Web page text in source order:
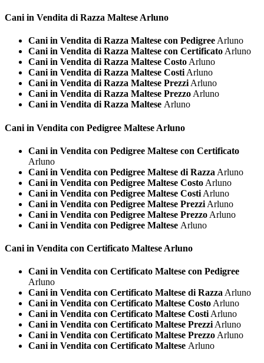
Cani in Vendita di Razza Maltese Arluno
Cani in Vendita di Razza Maltese con PedigreeArluno
Cani in Vendita di Razza Maltese con CertificatoArluno
Cani in Vendita di Razza Maltese CostoArluno
Cani in Vendita di Razza Maltese CostiArluno
Cani in Vendita di Razza Maltese PrezziArluno
Cani in Vendita di Razza Maltese PrezzoArluno
Cani in Vendita di Razza Maltese Arluno
Cani in Vendita con Pedigree Maltese Arluno
Cani in Vendita con Pedigree Maltese con Certificato
Arluno
Cani in Vendita con Pedigree Maltese di Razza Arluno
Cani in Vendita con Pedigree Maltese Costo Arluno
Cani in Vendita con Pedigree Maltese Costi Arluno
Cani in Vendita con Pedigree Maltese Prezzi Arluno
Cani in Vendita con Pedigree Maltese Prezzo Arluno
Cani in Vendita con Pedigree Maltese Arluno
Cani in Vendita con Certificato Maltese Arluno
Cani in Vendita con Certificato Maltese con Pedigree
Arluno
Cani in Vendita con Certificato Maltese di RazzaArluno
Cani in Vendita con Certificato Maltese CostoArluno
Cani in Vendita con Certificato Maltese CostiArluno
Cani in Vendita con Certificato Maltese PrezziArluno
Cani in Vendita con Certificato Maltese PrezzoArluno
Cani in Vendita con Certificato Maltese Arluno